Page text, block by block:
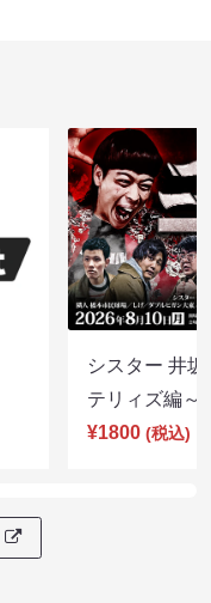
シスター 井
テリィズ編
¥1800 (税込)